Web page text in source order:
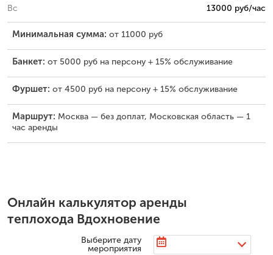
Вс
13000 руб/час
Минимальная сумма: от 11000 руб
Банкет: от 5000 руб на персону + 15% обслуживание
Фуршет: от 4500 руб на персону + 15% обслуживание
Маршрут: Москва — без доплат, Московская область — 1
час аренды
Онлайн калькулятор аренды
теплохода Вдохновение
Выберите дату
мероприятия